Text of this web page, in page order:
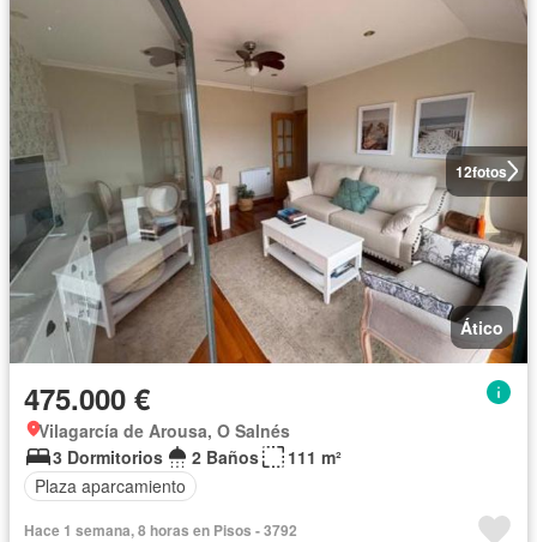
12fotos
Ático
475.000 €
Vilagarcía de Arousa, O Salnés
3 Dormitorios
2 Baños
111 m²
Plaza aparcamiento
Hace 1 semana, 8 horas en Pisos - 3792